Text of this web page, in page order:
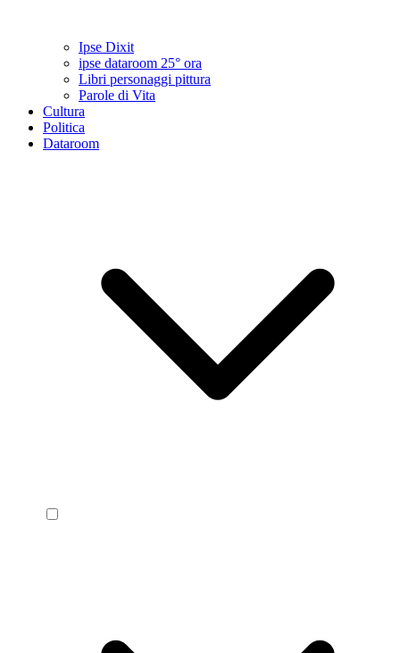
Ipse Dixit
ipse dataroom 25° ora
Libri personaggi pittura
Parole di Vita
Cultura
Politica
Dataroom